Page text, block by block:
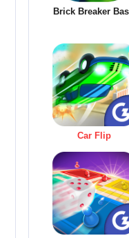
Brick Breaker
Car Flip